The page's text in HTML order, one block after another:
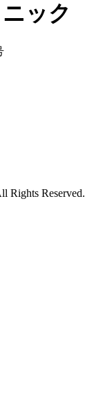
ック
Reserved.